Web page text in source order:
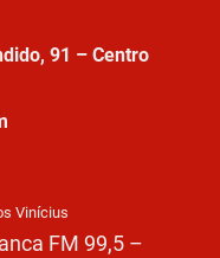
91 – Centro
Vinícius
FM 99,5 –